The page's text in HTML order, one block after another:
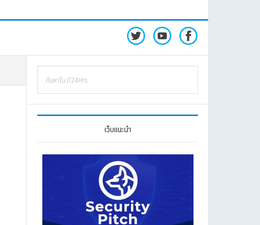
Primary
Sidebar
iT24Hrs
เว็บแนะนำ